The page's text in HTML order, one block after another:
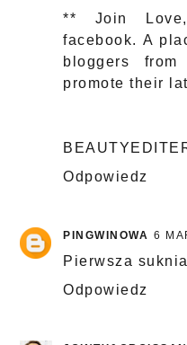
** Join
facebook. A
bloggers
promote their
Odpowiedz
PINGWINOWA 6
Pierwsza
Odpowiedz